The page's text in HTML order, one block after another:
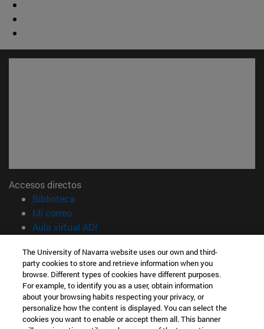
Accesos directos
Biblioteca
Mi correo(abre en nueva ventana)
Aula virtual ADI
Trabaja con nosotros(abre en nueva ventana)
Información
TFNO +34 914 514 341
¿QUÉ MÁSTER TE INTERESA?
© Universidad de Navarra
The University of Navarra website uses our own and third-
party cookies to store and retrieve information when you
browse. Different types of cookies have different purposes.
For example, to identify you as a user, obtain information
about your browsing habits respecting your privacy, or
personalize how the content is displayed. You can select the
cookies you want to enable or accept them all. This banner